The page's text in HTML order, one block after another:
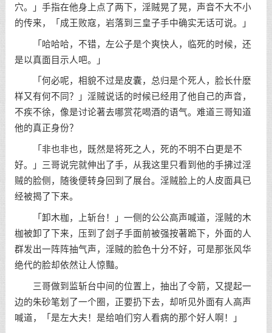
穴。」手指在他身上点了两下，淫贼晃了晃，声音不大不小
的传来，「成王败寇，岩落到三皇子手中确实无话可说。」
「哈哈哈，不错，左公子是个爽快人，临死的时候，还
是以真面目示人吧。」
「何必呢，相貌不过是皮囊，总归是个死人，脸长什麽
样又有何不同？」淫贼说话的时候已经用了他自己的声音，
不疾不徐，像是讨论著去哪赏花喝酒的语气。难道三哥知道
他的真正身份？
「非也非也，既然是将死之人，死的不明不白更是不
好。」三哥说完就伸出了手，从我这里只看到他的手拂过淫
贼的脸侧，随後便转身回到了展台。淫贼脸上的人皮面具已
经被揭了下来。
「卸木枷，上斩台！」一侧的公公高声喊道，淫贼的木
枷被卸了下来，压到了刽子手面前被强按著跪下，外面的人
群发出一阵阵抽气声，淫贼的脸色十分不好，可是那张风华
绝代的脸却依然让人惊豔。
三哥做到监斩台中间的位置上，抽出了令箭，又提起一
边的朱砂笔划了一个圈，正要扔下去，却听见外面有人高声
喊道，「是左大夫！是给咱们穷人看病的那个好人啊！」